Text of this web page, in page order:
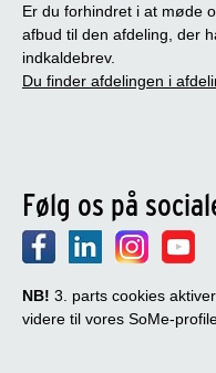
Er du forhindret i at møde
afbud til den afdeling, der
indkaldebrev.
Du finder afdelingen i
Følg os på
NB! 3. parts cookies
videre til vores SoMe-